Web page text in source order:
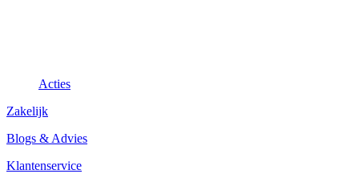
Acties
Zakelijk
Blogs & Advies
Klantenservice